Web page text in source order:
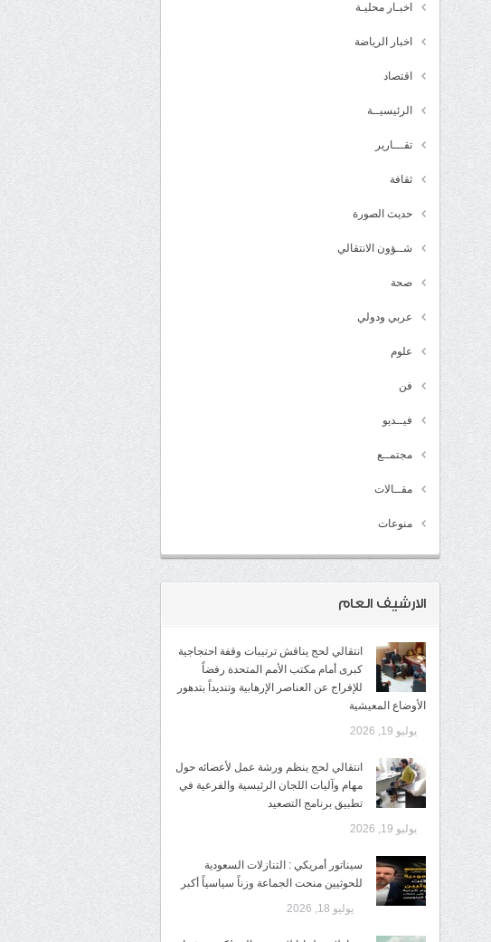
اخبـار محليـة
اخبار الرياضة
اقتصاد
الرئيسيــة
تقـــارير
ثقافة
حديث الصورة
شــؤون الانتقالي
صحة
عربي ودولي
علوم
فن
فيــديو
مجتمــع
مقــالات
منوعات
الارشيف العام
انتقالي لحج يناقش ترتيبات وقفة احتجاجية
كبرى أمام مكتب الأمم المتحدة رفضاً
للإفراج عن العناصر الإرهابية وتنديداً بتدهور
الأوضاع المعيشية
يوليو 19, 2026
انتقالي لحج ينظم ورشة عمل لأعضائه حول
مهام وآليات اللجان الرئيسية والفرعية في
تطبيق برنامج التصعيد
يوليو 19, 2026
سيناتور أمريكي : التنازلات السعودية
للحوثيين منحت الجماعة وزناً سياسياً أكبر
يوليو 18, 2026